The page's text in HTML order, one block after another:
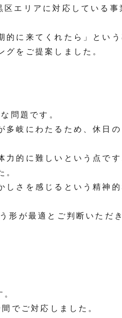
エリアに対応している事
的に来てくれたら」とい
をご提案しました。
問題です。
多岐にわたるため、休日
的に難しいという点です
。
さを感じるという精神的
形が最適とご判断いただ
でご対応しました。